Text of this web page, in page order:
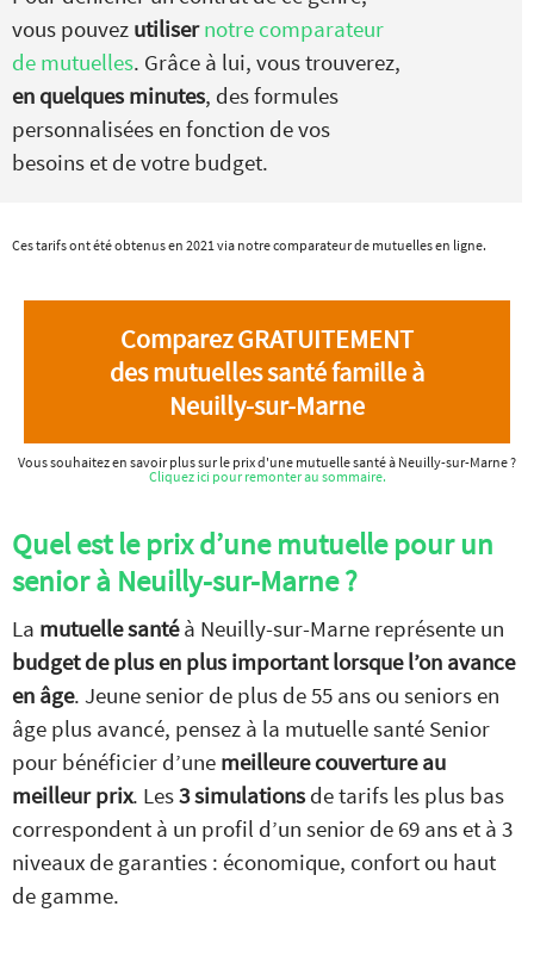
vous pouvez utiliser notre comparateur
de mutuelles. Grâce à lui, vous trouverez,
en quelques minutes, des formules
personnalisées en fonction de vos
besoins et de votre budget.
Ces tarifs ont été obtenus en 2021 via notre comparateur de mutuelles en ligne.
Comparez GRATUITEMENT
des mutuelles santé famille à
Neuilly-sur-Marne
Vous souhaitez en savoir plus sur le prix d'une mutuelle santé à Neuilly-sur-Marne ?
Cliquez ici pour remonter au sommaire.
Quel est le prix d’une mutuelle pour un
senior à Neuilly-sur-Marne ?
La mutuelle santéà Neuilly-sur-Marne représente un
budget de plus en plus important lorsque l’on avance
en âge. Jeune senior de plus de 55 ans ou seniors en
âge plus avancé, pensez à la mutuelle santé Senior
pour bénéficier d’une meilleure couverture au
meilleur prix. Les3 simulations de tarifs les plus bas
correspondent à un profil d’un senior de 69 ans et à 3
niveaux de garanties : économique, confort ou haut
de gamme.